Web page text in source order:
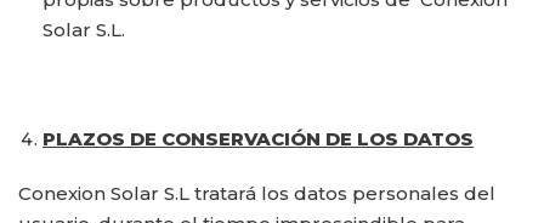
Solar S.L.
PLAZOS DE CONSERVACIÓN DE LOS DATOS
Conexion Solar S.L tratará los datos personales del